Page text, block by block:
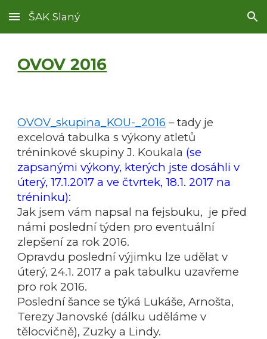
Skip to main content Skip to navigation
ŠAK Slaný
OVOV 2016
OVOV_skupina_KOU-_2016 – tady je
excelová tabulka s výkony atletů
tréninkové skupiny J. Koukala (se
zapsanými výkony, kterých jste dosáhli v
úterý, 17.1.2017 a ve čtvrtek, 18.1. 2017 na
tréninku):
Jak jsem vám napsal na fejsbuku, je před
námi poslední týden pro eventuální
zlepšení za rok 2016.
Opravdu poslední výjimku lze udělat v
úterý, 24.1. 2017 a pak tabulku uzavřeme
pro rok 2016.
Poslední šance se týká Lukáše, Arnošta,
Terezy Janovské (dálku uděláme v
tělocvičně), Zuzky a Lindy.